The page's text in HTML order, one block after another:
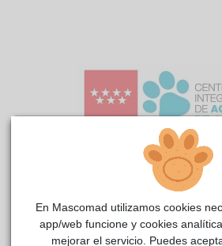
Pelusotereside actualmente en el
CIAAM.
En Mascomad utilizamos cookies
app/web funcione y cookies
mejorar el servicio. Puedes